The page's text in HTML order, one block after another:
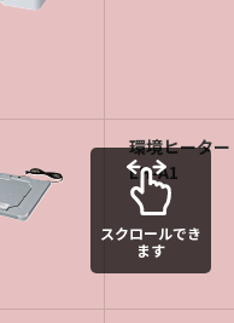
環境ヒーター
EH-A1
スクロールでき
ます